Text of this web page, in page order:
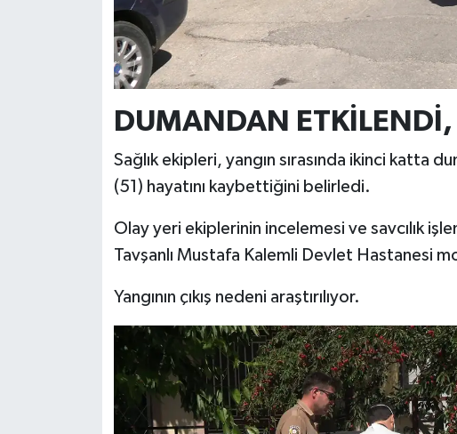
DUMANDAN ETKİLENDİ,
Sağlık ekipleri, yangın sırasında ikinci katta
(51) hayatını kaybettiğini belirledi.
Olay yeri ekiplerinin incelemesi ve savcılık
Tavşanlı Mustafa Kalemli Devlet Hastanesi
Yangının çıkış nedeni araştırılıyor.
Yemek Tarifleri